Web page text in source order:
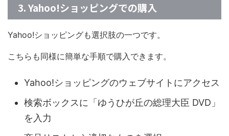
3. Yahoo!ショッピングでの購入
Yahoo!ショッピングも選択肢の一つです。
こちらも同様に簡単な手順で購入できます。
Yahoo!ショッピングのウェブサイトにアクセス
検索ボックスに「ゆうひが丘の総理大臣 DVD」
を入力